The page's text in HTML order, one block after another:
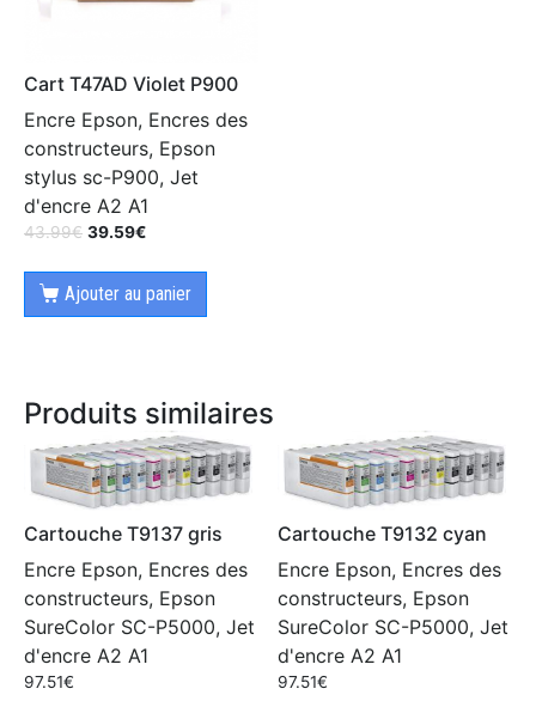
Cart T47AD Violet P900
Encre Epson, Encres des
constructeurs, Epson
stylus sc-P900, Jet
d'encre A2 A1
43.99€ 39.59€
Ajouter au panier
Produits similaires
Cartouche T9137 gris
Encre Epson, Encres des
constructeurs, Epson
SureColor SC-P5000, Jet
d'encre A2 A1
97.51€
Cartouche T9132 cyan
Encre Epson, Encres des
constructeurs, Epson
SureColor SC-P5000, Jet
d'encre A2 A1
97.51€